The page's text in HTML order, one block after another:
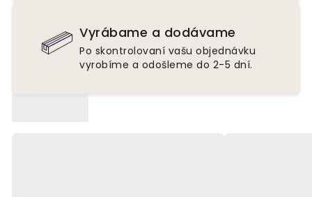
Vyrábame a dodávame
Po skontrolovaní vašu objednávku
vyrobíme a odošleme do 2-5 dní.